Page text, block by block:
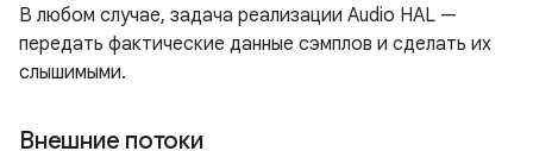
В любом случае, задача реализации Audio HAL —
передать фактические данные сэмплов и сделать их
слышимыми.
Внешние потоки